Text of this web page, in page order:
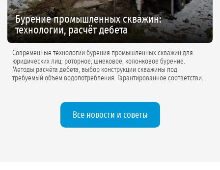
Бурение промышленных скважин:
технологии, расчёт дебета
Современные технологии бурения промышленных скважин для
юридических лиц: роторное, шнековое, колонковое бурение.
Методы расчёта дебета, выбор конструкции скважины под
требуемый объем водопотребления. Гарантированное соответствие
Все новости и советы